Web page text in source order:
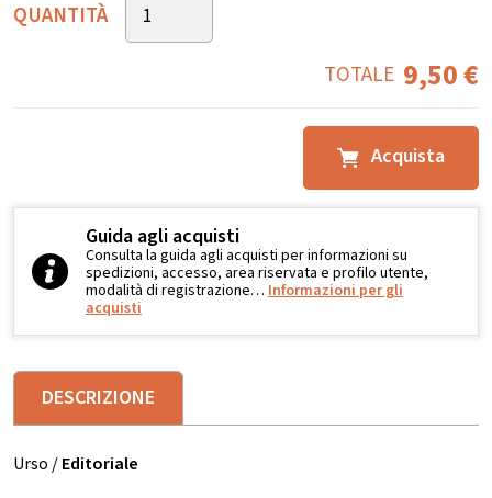
QUANTITÀ
TOTALE 9,50€
Acquista
Guida agli acquisti
Consulta la guida agli acquisti per informazioni su
spedizioni, accesso, area riservata e profilo utente,
modalità di registrazione… Informazioni per gli
acquisti
DESCRIZIONE
Urso /Editoriale